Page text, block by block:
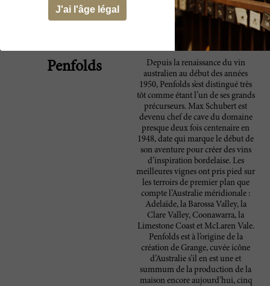
Penfolds
Depuis la renaissance du vin
australien au début des années
1950, Penfolds s’est distingué très
tôt comme étant l’un de ses grands
précurseurs. Max Schubert est
devenu chef de cave du domaine
presque deux fois centenaire en
1948, date qui marque le début de
son aventure pour créer des vins
d’inspiration bordelaise. Les
meilleures vignes ont pris pied sur
les terroirs de premier plan que
compte l’Australie méridionale :
Adelaïde, la Barossa Valley, la
Clare Valley, Coonawarra, la
Limestone Coast et McLaren Vale.
Penfolds est à l’origine de la
création de Grange, cuvée icône
d’Australie s’il en est une et
summum de la production de la
maison encore aujourd’hui, cinq
J'ai l'âge légal